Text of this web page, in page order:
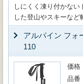
しにくく凍り付かな
した登山やスキーなど
アルパイン フォ
110
価格
品番